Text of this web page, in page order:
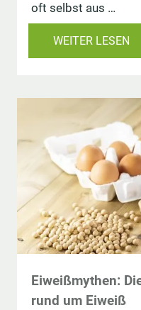
oft selbst aus …
WEITER LESEN
Eiweißmythen:
rund um Eiweiß